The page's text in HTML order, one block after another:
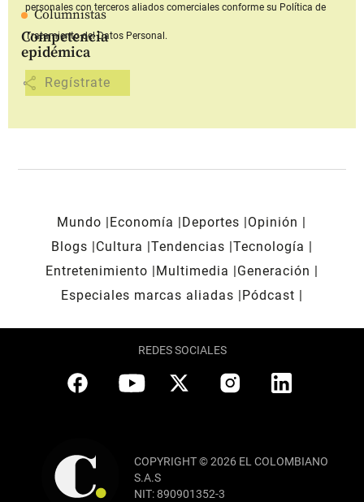
Columnistas
Competencia
epidémica
share
personales con terceros aliados comerciales conforme su Política de
Tratamiento del Datos Personal.
Mundo Economía Deportes
Opinión
Blogs
Cultura Tendencias Tecnología
Entretenimiento
Multimedia
Generación
Especiales marcas aliadas
Pódcast
REDES SOCIALES
COPYRIGHT © 2026 EL COLOMBIANO
S.A.S
NIT: 890901352-3